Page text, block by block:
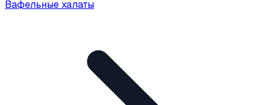
Вафельные халаты